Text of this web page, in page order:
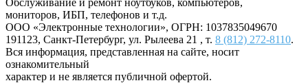
мониторов, ИБП, телефонов и т.д.
ООО «Электронные технологии», ОГРН: 1037835049670
191123, Санкт-Петербург, ул. Рылеева 21 , т. 8 (812) 272-8110.
Вся информация, представленная на сайте, носит
ознакомительный
характер и не является публичной офертой.